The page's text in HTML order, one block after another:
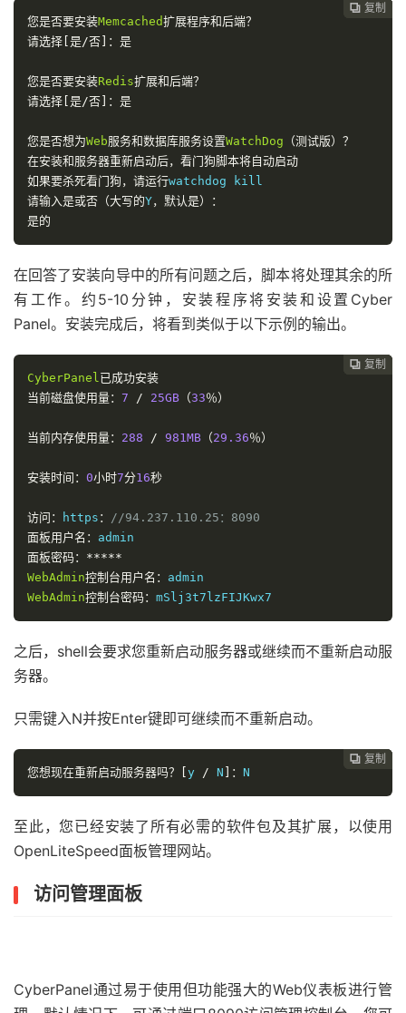
 复制
 复制
 复制
 复制
 复制
您是否要安装Memcached扩展程序和后端？
请选择[是/否]：是
您是否要安装Redis扩展和后端？
请选择[是/否]：是
您是否想为Web服务和数据库服务设置WatchDog （测试版）？
在安装和服务器重新启动后，看门狗脚本将自动启动
如果要杀死看门狗，请运行
请输入是或否（大写的Y，默认是）：
是的
在回答了安装向导中的所有问题之后，脚本将处理其余的所
有工作。约5-10分钟，安装程序将安装和设置Cyber​​
Panel。安装完成后，将看到类似于以下示例的输出。
 复制
 复制
 复制
 复制
CyberPanel已成功安装
当前磁盘使用量： 7 / 25GB （33％）
当前内存使用量： 288 / 981MB （29.36％）
安装时间： 0小时7分16秒
访问： https ： //94.237.110.25：8090
面板用户名：
面板密码：*****
WebAdmin控制台用户名：
WebAdmin控制台密码： mSlj3t7lzFIJKwx7
之后，shell会要求您重新启动服务器或继续而不重新启动服
务器。
只需键入N并按Enter键即可继续而不重新启动。
 复制
 复制
 复制
您想现在重新启动服务器吗？[ y / N ]： N
至此，您已经安装了所有必需的软件包及其扩展，以使用
OpenLiteSpeed面板管理网站。
访问管理面板
Cyber​​Panel通过易于使用但功能强大的Web仪表板进行管